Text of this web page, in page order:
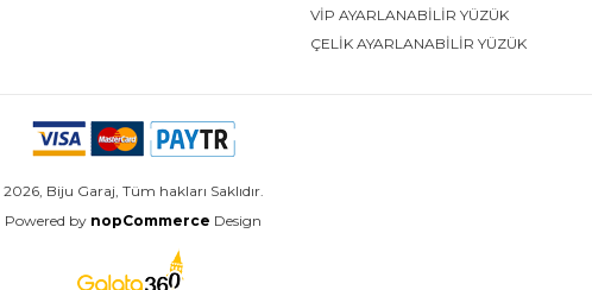
VİP AYARLANABİLİR YÜZÜK
ÇELİK AYARLANABİLİR YÜZÜK
2026, Biju Garaj, Tüm hakları Saklıdır.
Powered by nopCommerce Design